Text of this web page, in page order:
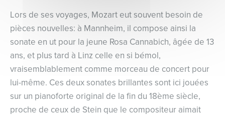
Lors de ses voyages, Mozart eut souvent besoin de
pièces nouvelles: à Mannheim, il compose ainsi la
sonate en ut pour la jeune Rosa Cannabich, âgée de 13
ans, et plus tard à Linz celle en si bémol,
vraisemblablement comme morceau de concert pour
lui-même. Ces deux sonates brillantes sont ici jouées
sur un pianoforte original de la fin du 18ème siècle,
proche de ceux de Stein que le compositeur aimait